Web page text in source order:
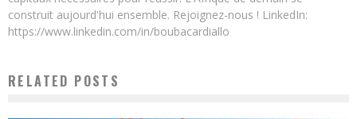
construit aujourd'hui ensemble. Rejoignez-nous ! LinkedIn:
https://www.linkedin.com/in/boubacardiallo
RELATED POSTS